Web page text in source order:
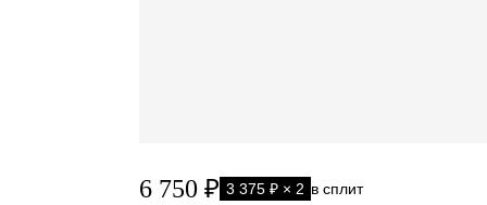
6 750 ₽ 3 375 ₽ × 2 в сплит